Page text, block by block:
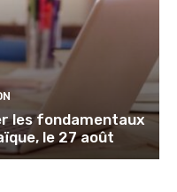
les fondamentaux
le 27 août